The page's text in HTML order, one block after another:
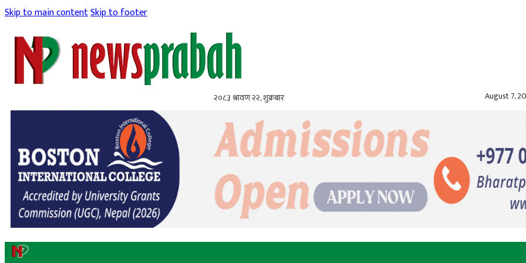
Skip to main contentSkip to footer
२०८३ श्रावण २२, शुक्रबार August 7,